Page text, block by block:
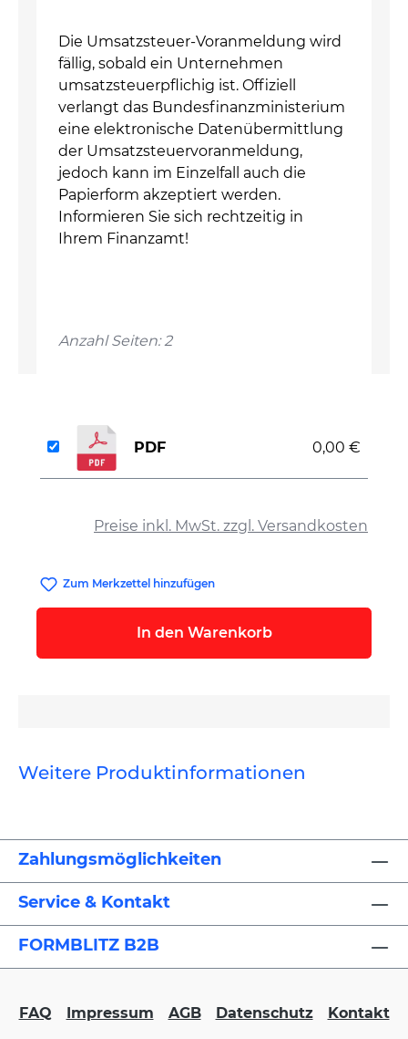
Die Umsatzsteuer-Voranmeldung wird
fällig, sobald ein Unternehmen
umsatzsteuerpflichig ist. Offiziell
verlangt das Bundesfinanzministerium
eine elektronische Datenübermittlung
der Umsatzsteuervoranmeldung,
jedoch kann im Einzelfall auch die
Papierform akzeptiert werden.
Informieren Sie sich rechtzeitig in
Ihrem Finanzamt!
Anzahl Seiten: 2
Preise inkl. MwSt. zzgl. Versandkosten
PDF 0,00 €
Zum Merkzettel hinzufügen
In den Warenkorb
Weitere Produktinformationen
Zahlungsmöglichkeiten
Service & Kontakt
FORMBLITZ B2B
FAQ Impressum AGB Datenschutz Kontakt